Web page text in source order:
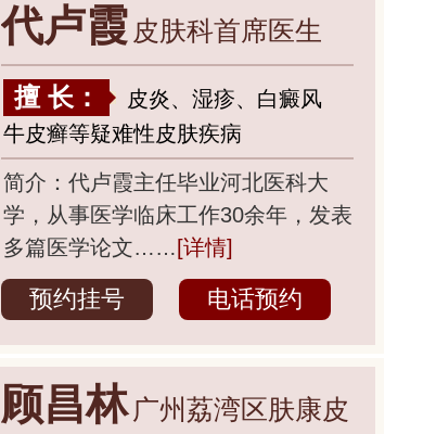
代卢霞 皮肤科首席医生
擅 长：
皮炎、湿疹、白癜风
牛皮癣等疑难性皮肤疾病
简介：代卢霞主任毕业河北医科大
学，从事医学临床工作30余年，发表
多篇医学论文…… [详情]
预约挂号 电话预约
顾昌林 广州荔湾区肤康皮